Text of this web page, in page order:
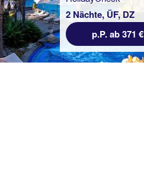
2 Nächte, ÜF, DZ
p.P. ab 371 €